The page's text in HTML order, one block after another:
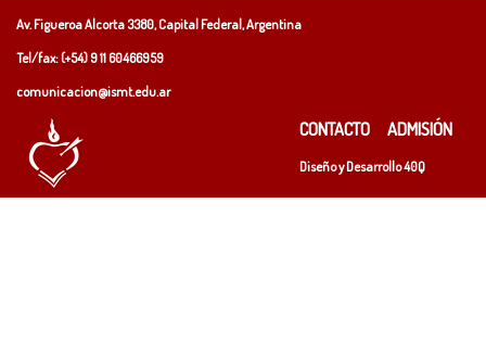
Av. Figueroa Alcorta 3380, Capital Federal, Argentina
Tel/fax: (+54)9 11 60466959
comunicacion@ismt.edu.ar
CONTACTO ADMISIÓN
Diseño y Desarrollo40Q